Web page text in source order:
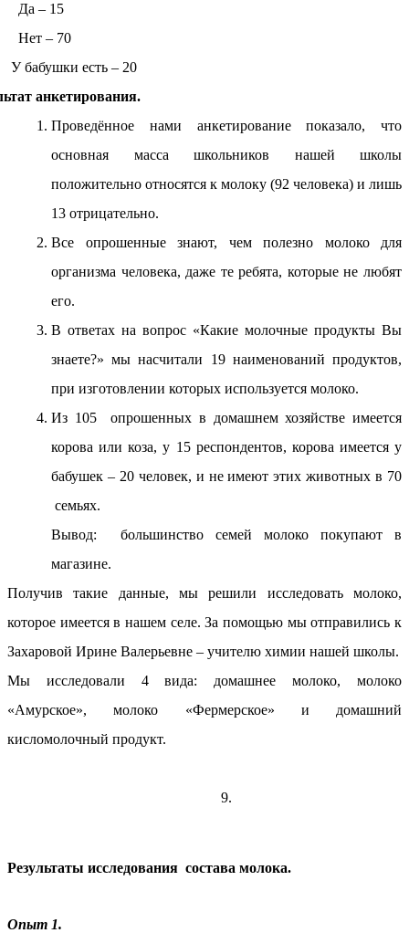
Да – 15
Нет – 70
есть – 20
анкетирования.
Проведённое нами анкетирование показало, что
основная масса школьников нашей школы
положительно относятся к молоку (92 человека) и лишь
13 отрицательно.
Все опрошенные знают, чем полезно молоко для
организма человека, даже те ребята, которые не любят
его.
В ответах на вопрос «Какие молочные продукты Вы
знаете?» мы насчитали 19 наименований продуктов,
при изготовлении которых используется молоко.
Из 105 опрошенных в домашнем хозяйстве имеется
корова или коза, у 15 респондентов, корова имеется у
бабушек – 20 человек, и не имеют этих животных в 70
семьях.
Вывод: большинство семей молоко покупают в
магазине.
Получив такие данные, мы решили исследовать молоко,
которое имеется в нашем селе. За помощью мы отправились к
Захаровой Ирине Валерьевне – учителю химии нашей школы.
Мы исследовали 4 вида: домашнее молоко, молоко
«Амурское», молоко «Фермерское» и домашний
кисломолочный продукт.
9.
Результаты исследования состава молока.
Опыт 1.